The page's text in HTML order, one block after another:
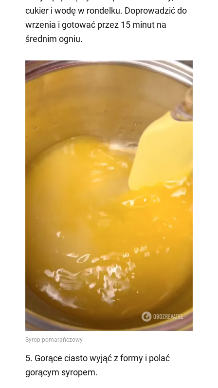
cukier i wodę w rondelku. Doprowadzić do
wrzenia i gotować przez 15 minut na
średnim ogniu.
5. Gorące ciasto wyjąć z formy i polać
gorącym syropem.